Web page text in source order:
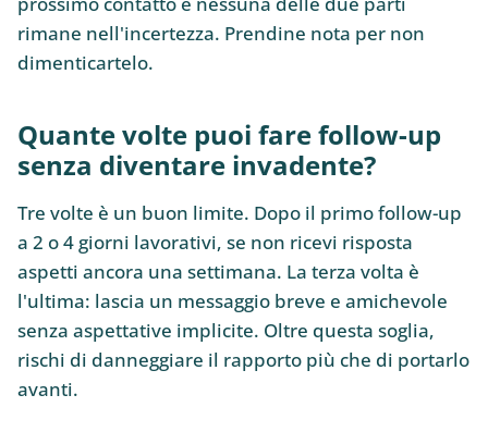
rimane nell'incertezza. Prendine nota per non
dimenticartelo.
Quante volte puoi fare follow-up
senza diventare invadente?
Tre volte è un buon limite. Dopo il primo follow-up
a 2 o 4 giorni lavorativi, se non ricevi risposta
aspetti ancora una settimana. La terza volta è
l'ultima: lascia un messaggio breve e amichevole
senza aspettative implicite. Oltre questa soglia,
rischi di danneggiare il rapporto più che di portarlo
avanti.